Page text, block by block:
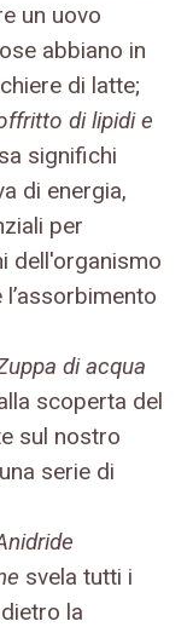
un uovo
abbiano in
di latte;
di lipidi e
significhi
di energia,
per
dell'organismo
di acqua
scoperta del
sul nostro
serie di
svela tutti i
la